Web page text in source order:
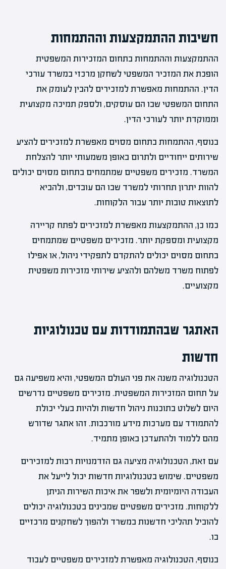
חשיבות ההתמקצעות וההתמחות
ההתמקצעות וההתמחות בתחום המזכירות המשפטית
הופכת את המזכיר המשפטי לשחקן מרכזי במשרד עורכי
הדין. ההתמחות מאפשרת למזכירים להבין לעומק את
התחום המשפטי שבו הם עוסקים, ולספק תמיכה מקצועית
וממוקדת יותר לעורכי הדין.
בנוסף, ההתמחות בתחום מסוים מאפשרת למזכירים להציע
שירותים ייחודיים ולתרום באופן משמעותי יותר להצלחת
המשרד. מזכירים משפטיים שמתמחים בתחום מסוים יכולים
להוות יתרון תחרותי למשרד שבו הם עובדים, ולהביא
לתוצאות טובות יותר עבור הלקוחות.
כמו כן, ההתמקצעות מאפשרת למזכירים לפתח קריירה
מקצועית ומספקת יותר. מזכירים משפטיים שמתמחים
בתחום מסוים יכולים להתקדם לתפקידי ניהול, או אפילו
לפתוח משרד משלהם ולהציע שירותי מזכירות משפטית
מקצועיים.
האתגר שבהתמודדות עם טכנולוגיות
חדשות
הטכנולוגיה משנה את פני העולם המשפטי, והיא משפיעה גם
על תחום המזכירות המשפטית. מזכירים משפטיים נדרשים
היום לשלוט בתוכנות ניהול חדשות ולהיות בעלי יכולת
להתמודד עם מערכות מידע מורכבות. זהו אתגר שדורש
מהם ללמוד ולהתעדכן באופן מתמיד.
עם זאת, הטכנולוגיה מציעה גם הזדמנויות רבות למזכירים
משפטיים. שימוש בטכנולוגיות חדשות יכול לייעל את
העבודה היומיומית ולשפר את איכות השירות הניתן
ללקוחות. מזכירים משפטיים שמבינים בטכנולוגיה יכולים
להוביל תהליכי חדשנות במשרד ולהפוך לשחקנים מרכזיים
בו.
בנוסף, הטכנולוגיה מאפשרת למזכירים משפטיים לעבוד